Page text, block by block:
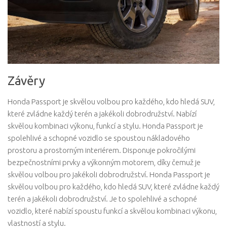
Závěry
Honda Passport je skvělou volbou pro každého, kdo hledá SUV,
které zvládne každý terén a jakékoli dobrodružství. Nabízí
skvělou kombinaci výkonu, funkcí a stylu. Honda Passport je
spolehlivé a schopné vozidlo se spoustou nákladového
prostoru a prostorným interiérem. Disponuje pokročilými
bezpečnostními prvky a výkonným motorem, díky čemuž je
skvělou volbou pro jakékoli dobrodružství. Honda Passport je
skvělou volbou pro každého, kdo hledá SUV, které zvládne každý
terén a jakékoli dobrodružství. Je to spolehlivé a schopné
vozidlo, které nabízí spoustu funkcí a skvělou kombinaci výkonu,
vlastností a stylu.